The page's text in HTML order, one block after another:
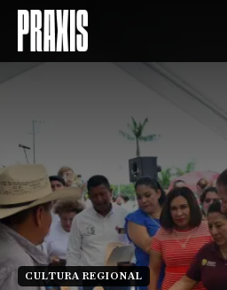
CULTURA REGIONAL